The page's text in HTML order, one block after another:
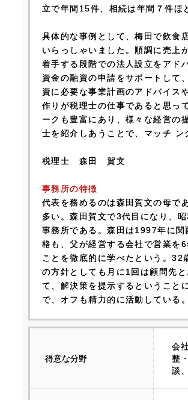
立で年間15件、相続は年間７件ほ
具体的な事例として、梅田で飲食
いらっしゃいました。順調に売上
着手する段階での法人設立をアド
資金の融資の申請をサポートして
資に必要な事業計画のアドバイス
作りが税理士の仕事であると思っ
ークも豊富にあり、様々な経営の
士を紹介しあうことで、マッチ ン
税理士 森田 賀文
事務所の特徴
代表を務めるのは森田賀文の母で
多い。森田賀文で3代目になり、
事務所である。森田は1997年に
格も、父が経営する会社で営業を
ことを徹底的に学べたという。32
の方針としても月に1回は顧問先
て、解決策を提示するということ
で、オフも精力的に活動している。
得意な分野
会
整
談